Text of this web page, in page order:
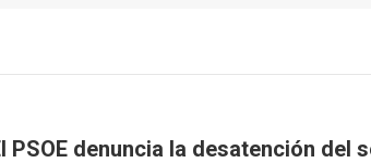
PSOE denuncia la desatención del